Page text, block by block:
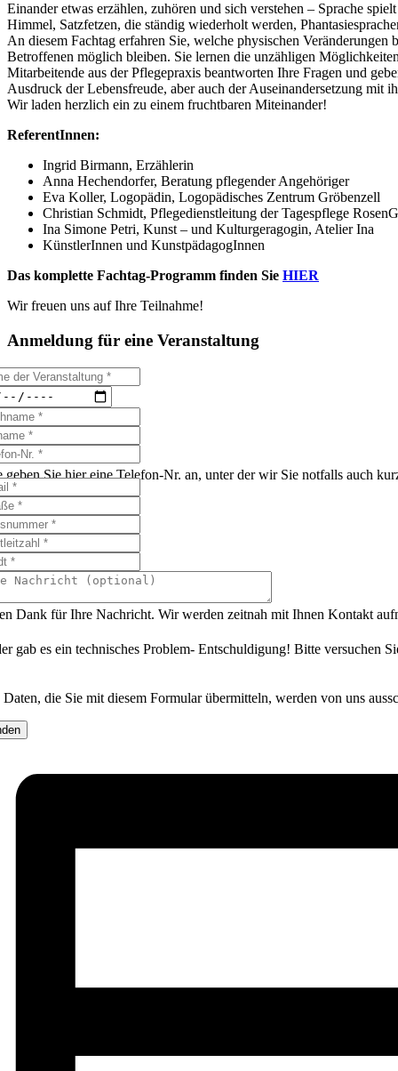
Einander etwas erzählen, zuhören und sich verstehen – Sprache
Himmel, Satzfetzen, die ständig wiederholt werden,
An diesem Fachtag erfahren Sie, welche physischen
Betroffenen möglich bleiben. Sie lernen die unzähligen
Mitarbeitende aus der Pflegepraxis beantworten Ihre Fragen und
Ausdruck der Lebensfreude, aber auch der Auseinandersetzung mit
Wir laden herzlich ein zu einem fruchtbaren Miteinander!
ReferentInnen:
Ingrid Birmann, Erzählerin
Anna Hechendorfer, Beratung pflegender Angehöriger
Eva Koller, Logopädin, Logopädisches Zentrum Gröbenzell
Christian Schmidt, Pflegedienstleitung der Tagespflege
Ina Simone Petri, Kunst – und Kulturgeragogin, Atelier Ina
KünstlerInnen und KunstpädagogInnen
Das komplette Fachtag-Programm finden Sie HIER
Wir freuen uns auf Ihre Teilnahme!
Anmeldung für eine Veranstaltung
geben Sie hier eine Telefon-Nr. an, unter der wir Sie notfalls auch
Dank für Ihre Nachricht. Wir werden zeitnah mit Ihnen Kontakt
gab es ein technisches Problem- Entschuldigung! Bitte versuchen
die Sie mit diesem Formular übermitteln, werden von uns